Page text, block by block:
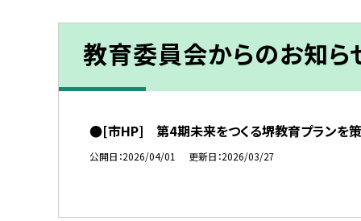
教育委員会からのお知ら
●[市HP] 第4期未来をつくる堺教育プランを策
公開日 2026/04/01 更新日 2026/03/27